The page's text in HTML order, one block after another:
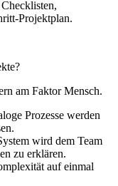
Projektplan.
am Faktor Mensch.
Prozesse werden
wird dem Team
zu erklären.
auf einmal